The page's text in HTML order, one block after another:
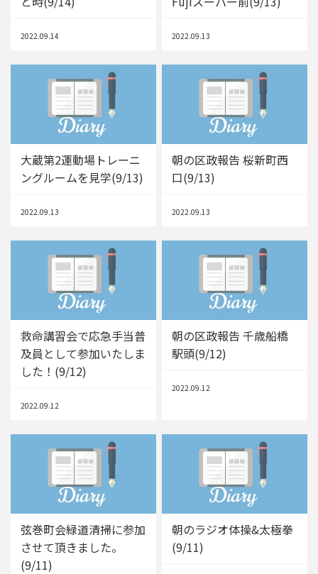
2022.09.14 2022.09.13
大蔵第2運動場トレーニ
ングルームを見学(9/13)
2022.09.13
朝の区政報告 桜新町西
口(9/13)
2022.09.13
救命講習会で応急手当普
及員として参加いたしま
した！(9/12)
2022.09.12
朝の区政報告 千歳船橋
駅頭(9/12)
2022.09.12
弦巻町会緑道清掃に参加
させて頂きました。
(9/11)
朝のラジオ体操&太極拳
(9/11)